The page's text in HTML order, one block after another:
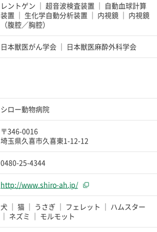
レントゲン 超音波検査装置
自動血球計算
装置
生化学自動分析装置 内視鏡
内視鏡
（腹腔／胸腔）
日本獣医がん学会 日本獣医麻酔外科学会
シロー動物病院
〒346-0016
埼玉県久喜市久喜東1-12-12
0480-25-4344
http://www.shiro-ah.jp/
犬 猫 うさぎ フェレット
ハムスター
ネズミ
モルモット